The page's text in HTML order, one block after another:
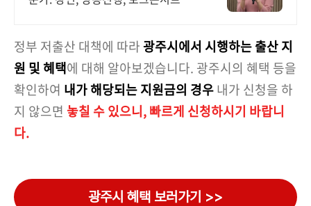
정부 저출산 대책에 따라광주시에서 시행하는 출산 지
원 및 혜택에 대해 알아보겠습니다. 광주시의 혜택 등을
확인하여 내가 해당되는 지원금의 경우내가 신청을 하
지 않으면 놓칠 수 있으니, 빠르게 신청하시기 바랍니
다.
광주시 혜택 보러가기 >>